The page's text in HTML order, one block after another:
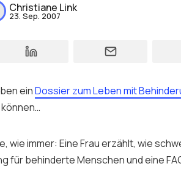
Über mich
Meine Firma
Kontakt
Christiane Link
23. Sep. 2007
einDossier zum Leben mit
wie immer: Eine Frau erzählt, wie
für behinderte Menschen und eine